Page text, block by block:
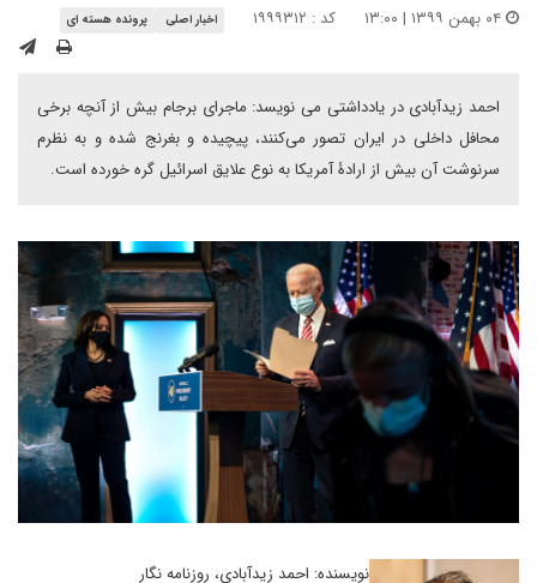
کد : ۱۹۹۹۳۱۲ اخبار اصلی پرونده هسته ای
احمد زیدآبادی در یادداشتی می نویسد: ماجرای برجام بیش از آنچه برخی
محافل داخلی در ایران تصور می‌کنند، پیچیده و بغرنج شده و به نظرم
سرنوشت آن بیش از ارادۀ آمریکا به نوع علایق اسرائیل گره خورده است.
نویسنده: احمد زیدآبادی، روزنامه نگار